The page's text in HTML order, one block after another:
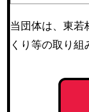
当団体は、東若
くり等の取り組